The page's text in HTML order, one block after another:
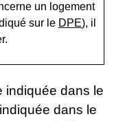
un logement
sur le DPE), il
indiquée dans le
dans le